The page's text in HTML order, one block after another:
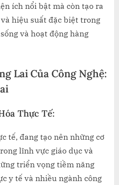
ích nổi bật mà còn tạo ra
hiệu suất đặc biệt trong
và hoạt động hàng
Lai Của Công Nghệ:
Thực Tế:
tế, đang tạo nên những cơ
lĩnh vực giáo dục và
triển vọng tiềm năng
y tế và nhiều ngành công